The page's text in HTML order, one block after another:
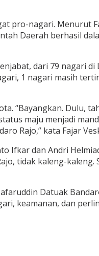
pro-nagari. Menurut
Daerah berhasil
dari 79 nagari di
1 nagari masih
“Bayangkan. Dulu,
maju menjadi
Rajo,” kata Fajar
Ifkar dan Andri
tidak kaleng-kaleng.
Datuak
keamanan, dan